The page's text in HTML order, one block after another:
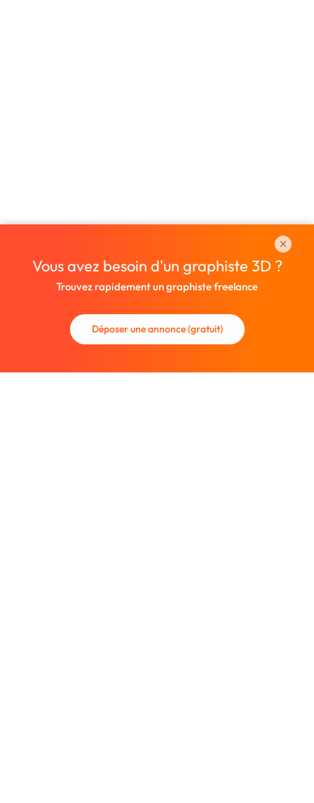
Vous avez besoin d'un graphiste 3D ?
Trouvez rapidement un graphiste freelance
Déposer une annonce (gratuit)